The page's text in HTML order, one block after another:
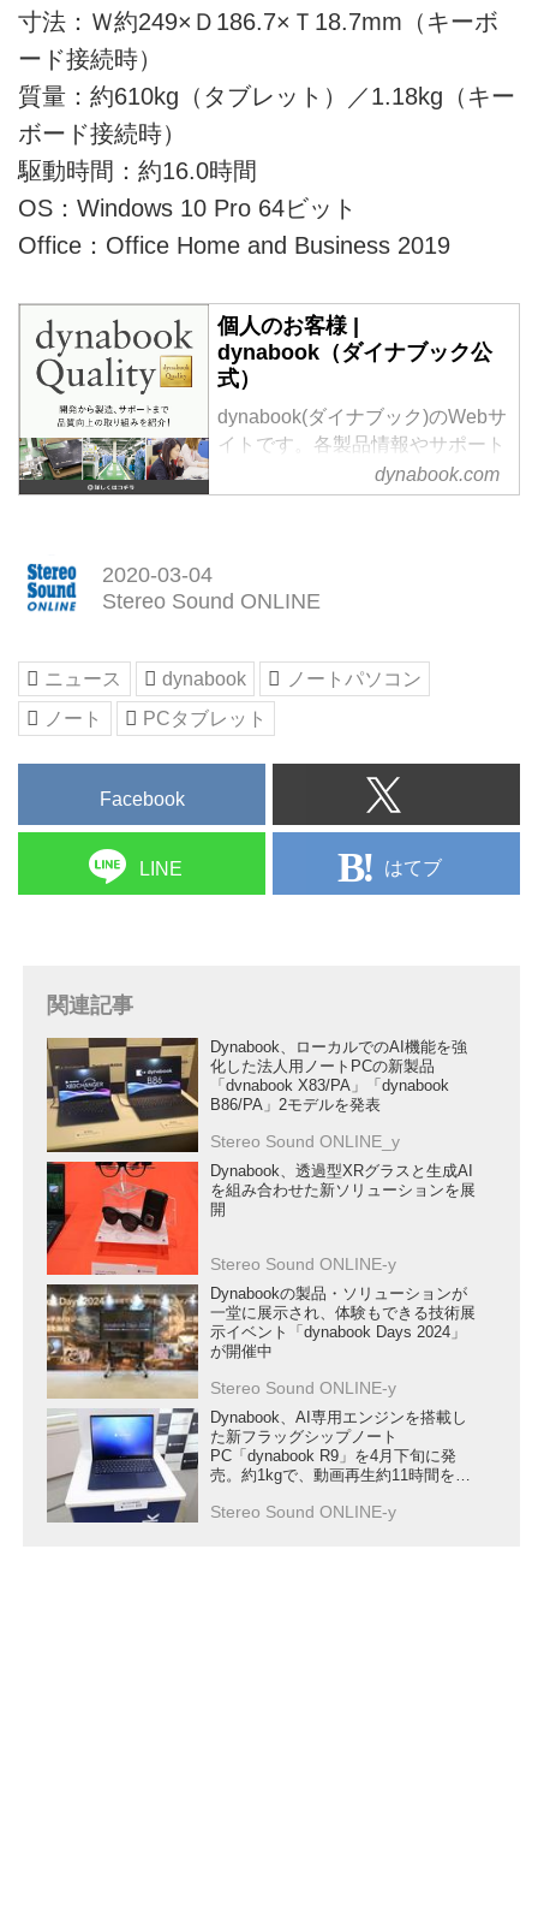
寸法：Ｗ約249×Ｄ186.7×Ｔ18.7mm（キーボ
ード接続時）
質量：約610kg（タブレット）／1.18kg（キー
ボード接続時）
駆動時間：約16.0時間
OS：Windows 10 Pro 64ビット
Office：Office Home and Business 2019
個人のお客様 |
dynabook（ダイナブック公
式）
dynabook(ダイナブック)のWebサ
イトです。各製品情報やサポート
情報、新製品ラインアップ等をご
紹介しています。最新OSの
1.10kg・長時間駆動のKIRAシリ
dynabook.com
2020-03-04
Stereo Sound ONLINE
ニュース dynabook
ノートパソコン
ノート
PCタブレット
Facebook
LINE はてブ
関連記事
Dynabook、ローカルでのAI機能を強
化した法人用ノートPCの新製品
「dvnabook X83/PA」「dynabook
B86/PA」2モデルを発表
Stereo Sound ONLINE_y
Dynabook、透過型XRグラスと生成AI
を組み合わせた新ソリューションを展
開
Stereo Sound ONLINE-y
Dynabookの製品・ソリューションが
一堂に展示され、体験もできる技術展
示イベント「dynabook Days 2024」
が開催中
Stereo Sound ONLINE-y
Dynabook、AI専用エンジンを搭載し
た新フラッグシップノート
PC「dynabook R9」を4月下旬に発
売。約1kgで、動画再生約11時間を達
Stereo Sound ONLINE-y